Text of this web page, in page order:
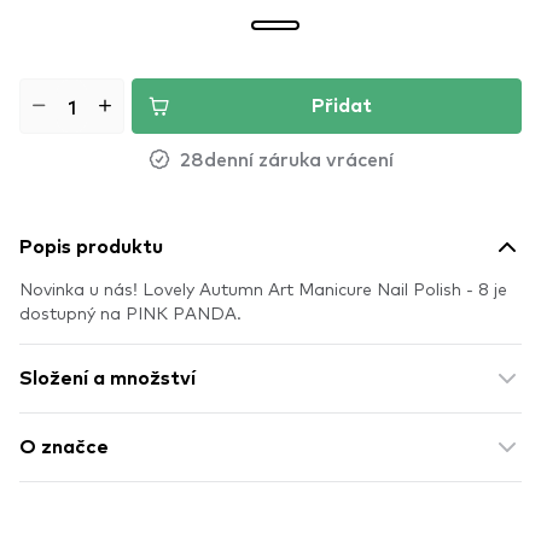
Přidat
28denní záruka vrácení
Popis produktu
Novinka u nás! Lovely Autumn Art Manicure Nail Polish - 8 je
dostupný na PINK PANDA.
Složení a množství
O značce